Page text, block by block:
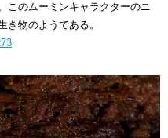
このムーミンキャラクターのニ
き物のようである。